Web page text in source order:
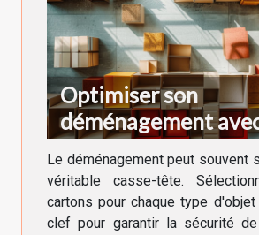
Optimiser son
déménagement
cartons adaptés à
besoin
Le déménagement peut souvent
véritable casse-tête.
cartons pour chaque type
clef pour garantir la sécurité